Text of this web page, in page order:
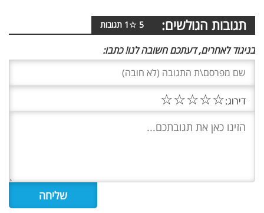
תגובות הגולשים: 5
☆
1 תגובות
בניגוד לאחרים, דעתכם חשובה לנו! כתבו:
דירוג:☆
☆
☆
☆
☆